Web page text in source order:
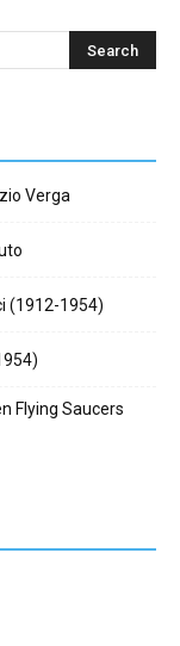
Verga
(1912-1954)
Flying Saucers